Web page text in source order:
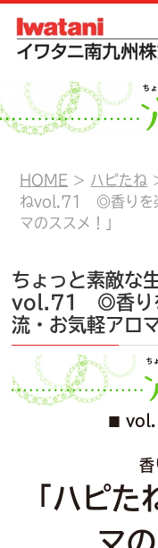
HOME ハピたね
ねvol.71 ◎香りを楽
マのススメ！」
ちょっと素敵
vol.71 ◎香りを
流・お気軽アロ
香
「ハピた